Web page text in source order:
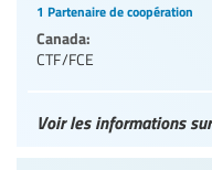
1 Partenaire de coopération
Canada:
CTF/FCE
Voir les informations